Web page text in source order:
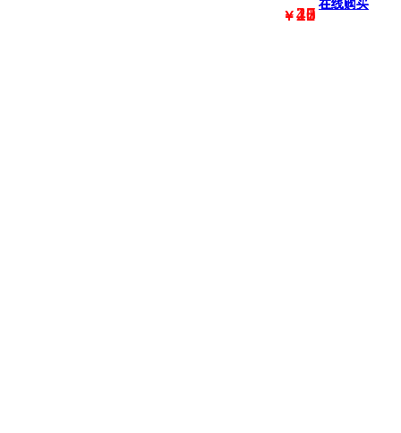
￥25 在线购买
￥17 在线购买
￥20 在线购买
￥20 在线购买
￥22 在线购买
￥25 在线购买
￥41 在线购买
￥48 在线购买